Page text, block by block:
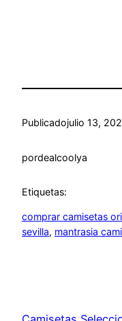
Publicadojulio 13,
pordealcoolya
Etiquetas:
comprar camisetas
sevilla, mantrasia